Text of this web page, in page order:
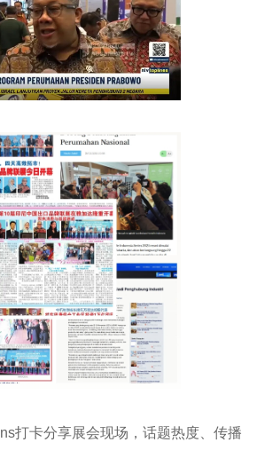
打卡分享展会现场，话题热度、传播